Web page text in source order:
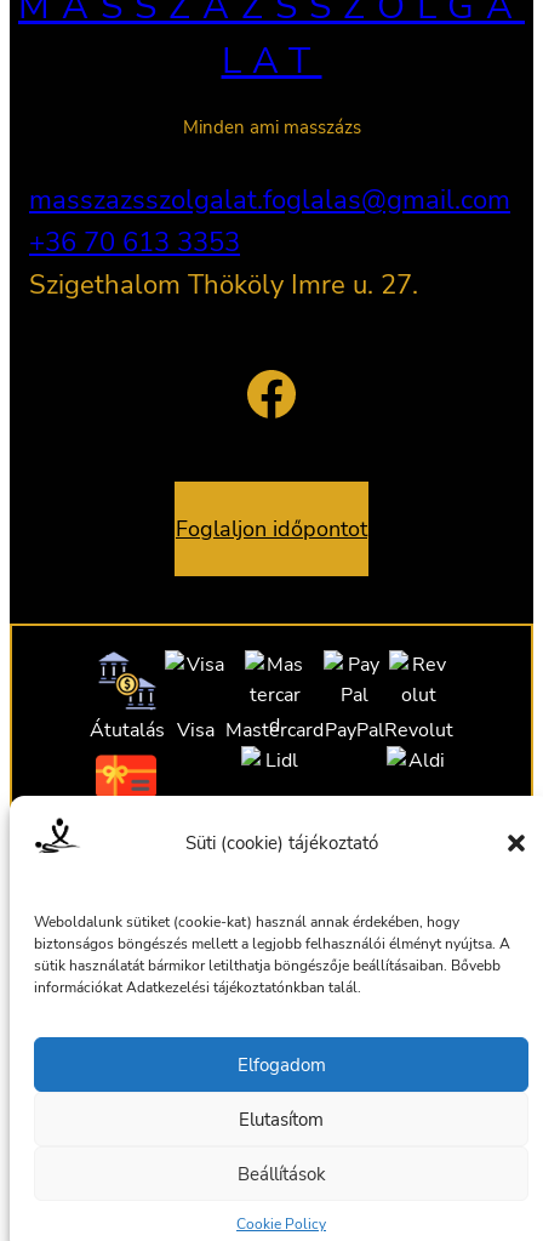
Süti (cookie) tájékoztató
Weboldalunk sütiket (cookie-kat) használ annak érdekében, hogy
biztonságos böngészés mellett a legjobb felhasználói élményt nyújtsa. A
sütik használatát bármikor letilthatja böngészője beállításaiban. Bővebb
információkat Adatkezelési tájékoztatónkban talál.
Elfogadom
Elutasítom
Beállítások
Cookie Policy
LAT
Minden ami masszázs
masszazsszolgalat.foglalas@gmail.com
+36 70 613 3353
Szigethalom Thököly Imre u. 27.
Facebook
Foglaljon időpontot
Átutalás Visa MastercardPayPalRevolut
Ajándékutalvány
Ajándékutalvány
Általános szerződési feltételek
Adatkezelési tájékoztató
Facebook